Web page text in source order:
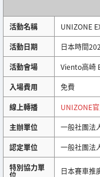
活動名稱
UNIZONE
活動日期
日本時間
活動會場
Viento高崎
入場費用
免費
線上轉播
UNIZONE
主辦單位
一般社團法
認定單位
一般社團法
特別協力單
位 日本賽車推